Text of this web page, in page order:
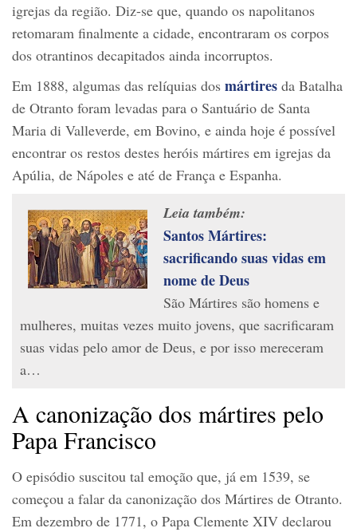
igrejas da região. Diz-se que, quando os napolitanos
retomaram finalmente a cidade, encontraram os corpos
dos otrantinos decapitados ainda incorruptos.
Em 1888, algumas das relíquias dos mártires da Batalha
de Otranto foram levadas para o Santuário de Santa
Maria di Valleverde, em Bovino, e ainda hoje é possível
encontrar os restos destes heróis mártires em igrejas da
Apúlia, de Nápoles e até de França e Espanha.
Leia também:
Santos Mártires:
sacrificando suas vidas em
nome de Deus
São Mártires são homens e
mulheres, muitas vezes muito jovens, que sacrificaram
suas vidas pelo amor de Deus, e por isso mereceram
a…
A canonização dos mártires pelo
Papa Francisco
O episódio suscitou tal emoção que, já em 1539, se
começou a falar da canonização dos Mártires de Otranto.
Em dezembro de 1771, o Papa Clemente XIV declarou